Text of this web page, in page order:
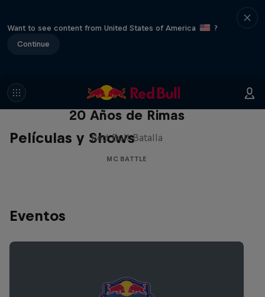
Want to see content from United States of America
?
Continue
Películas y Shows
Red Bull Batalla Nueva Historia:
20 Años de Rimas
Red Bull Batalla
MC BATTLE
Eventos